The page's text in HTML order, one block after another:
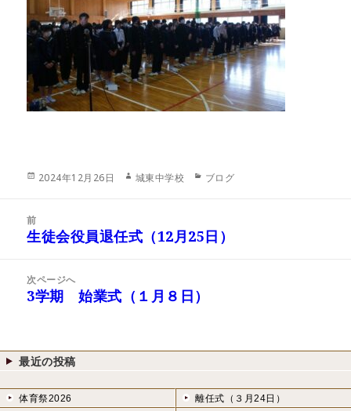
投
2024年12月26日
作
城東中学校
カ
ー
ブログ
ン
前
前
投
稿:
生徒会役員退任式（12月25日）
次ページへ
次
稿:
3学期 始業式（１月８日）
最近の投稿
体育祭2026
離任式（３月24日）